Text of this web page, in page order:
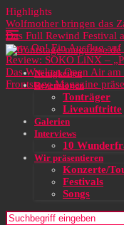
Highlights
Wolfmother bringen das
Das Full Rewind Festival
Party On! Ein Ausflug auf
Review: SOKO LiNX –
Das Wacken Open Air am
Frontstage Magazine
Neuigkeiten
Rezensionen
Tonträger
Liveauftritte
Galerien
Interviews
10
Wir präsentieren
Konzerte/
Festivals
Songs